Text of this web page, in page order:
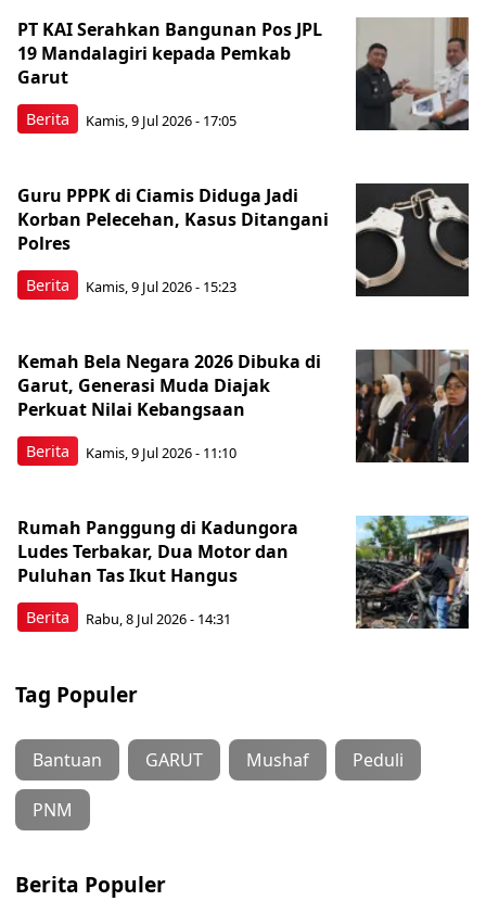
Berita
PT KAI Serahkan Bangunan Pos JPL
19 Mandalagiri kepada Pemkab
Garut
Kamis, 9 Jul 2026 - 17:05
Berita
Guru PPPK di Ciamis Diduga Jadi
Korban Pelecehan, Kasus Ditangani
Polres
Kamis, 9 Jul 2026 - 15:23
Berita
Kemah Bela Negara 2026 Dibuka di
Garut, Generasi Muda Diajak
Perkuat Nilai Kebangsaan
Kamis, 9 Jul 2026 - 11:10
Berita
Rumah Panggung di Kadungora
Ludes Terbakar, Dua Motor dan
Puluhan Tas Ikut Hangus
Rabu, 8 Jul 2026 - 14:31
Tag Populer
Bantuan GARUT Mushaf Peduli
PNM
Berita Populer